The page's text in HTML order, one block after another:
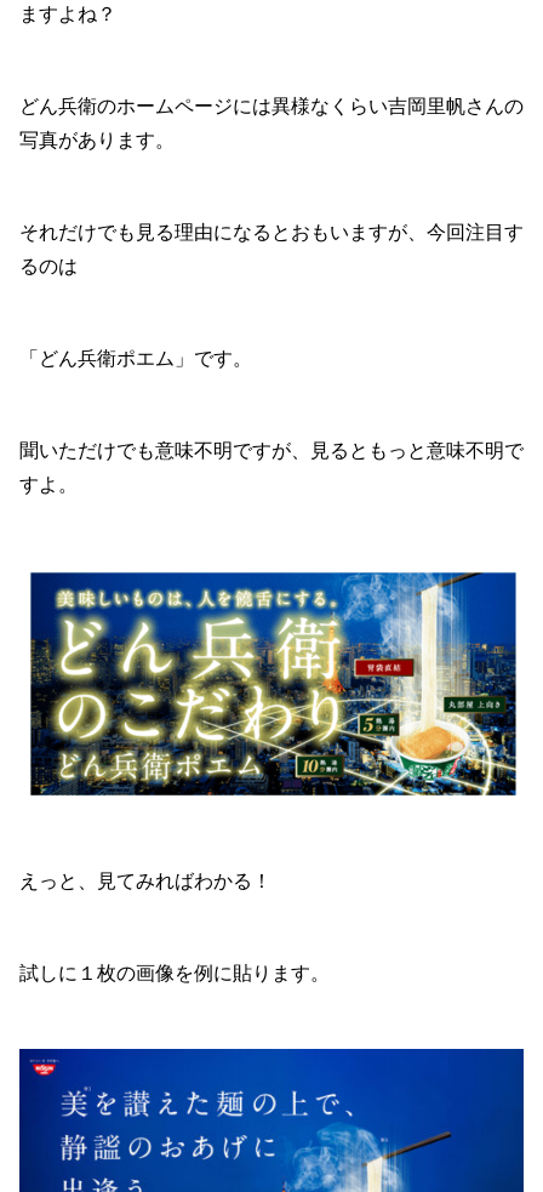
ますよね？
どん兵衛のホームページには異様なくらい吉岡里帆さんの
写真があります。
それだけでも見る理由になるとおもいますが、今回注目す
るのは
「どん兵衛ポエム」です。
聞いただけでも意味不明ですが、見るともっと意味不明で
すよ。
えっと、見てみればわかる！
試しに１枚の画像を例に貼ります。